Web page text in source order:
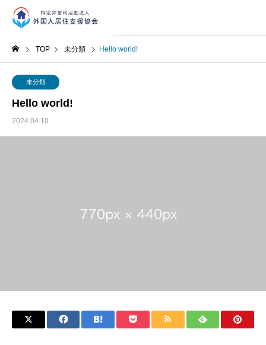
TOP 未分類 Hello world!
未分類
Hello world!
2024.04.10